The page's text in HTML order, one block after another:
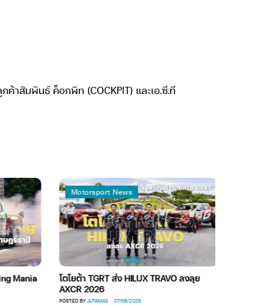
าสัมพันธ์ ค็อกพิท (COCKPIT) และเอ.ซี.ที
Mania
Motorsport News
โตโยต้า TGRT ส่ง HILUX TRAVO ลงลุย
AXCR 2026
POSTED BYJUTAMAS 07/08/2026